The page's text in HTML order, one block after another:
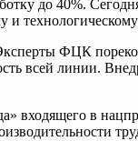
до 40%.
и
ФЦК
всей линии.
входящего в